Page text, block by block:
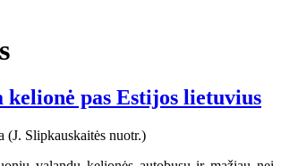
pas Estijos lietuvius